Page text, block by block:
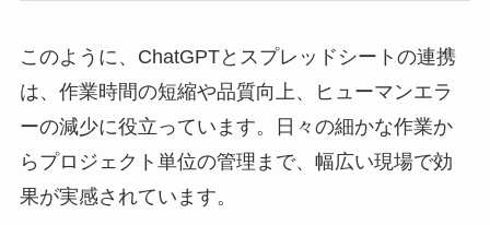
このように、ChatGPTとスプレッドシートの連携
は、作業時間の短縮や品質向上、ヒューマンエラ
ーの減少に役立っています。日々の細かな作業か
らプロジェクト単位の管理まで、幅広い現場で効
果が実感されています。